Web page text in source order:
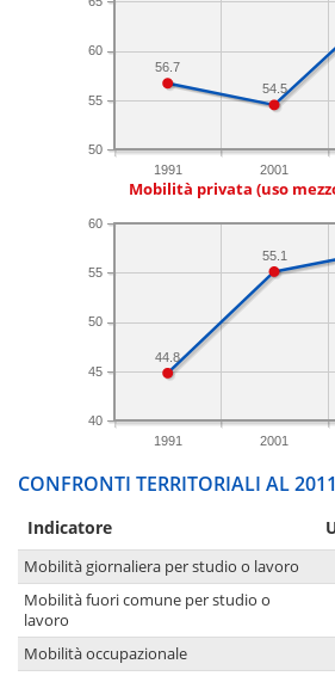
1991 2001
50
55
60
54.5
56.7
Mobilità privata (uso
1991 2001
40
45
50
55
60
55.1
44.8
CONFRONTI TERRITORIALI AL 2011
Indicatore
Mobilità giornaliera per studio o lavoro
Mobilità fuori comune per studio o
lavoro
Mobilità occupazionale